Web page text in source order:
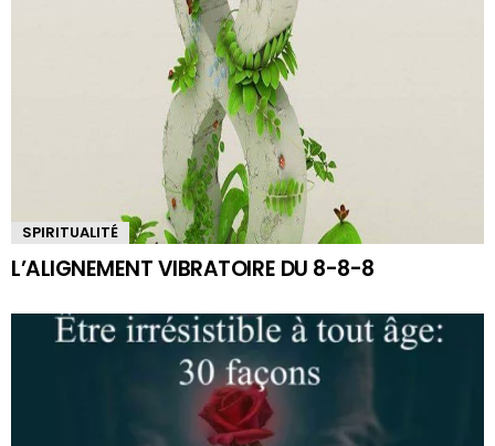
SPIRITUALITÉ
L’ALIGNEMENT VIBRATOIRE DU 8-8-8